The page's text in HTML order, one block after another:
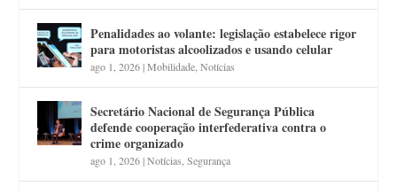
Penalidades ao volante: legislação estabelece rigor
para motoristas alcoolizados e usando celular
ago 1, 2026|Mobilidade ,Notícias
Secretário Nacional de Segurança Pública
defende cooperação interfederativa contra o
crime organizado
ago 1, 2026|Notícias ,Segurança